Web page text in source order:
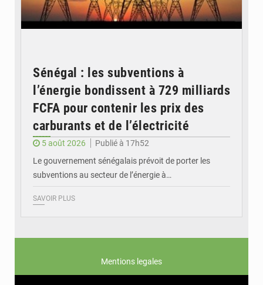
Sénégal : les subventions à
l’énergie bondissent à 729 milliards
FCFA pour contenir les prix des
carburants et de l’électricité
5 août 2026
Publié à 17h52
Le gouvernement sénégalais prévoit de porter les
subventions au secteur de l’énergie à…
SAVOIR PLUS
Mentions legales